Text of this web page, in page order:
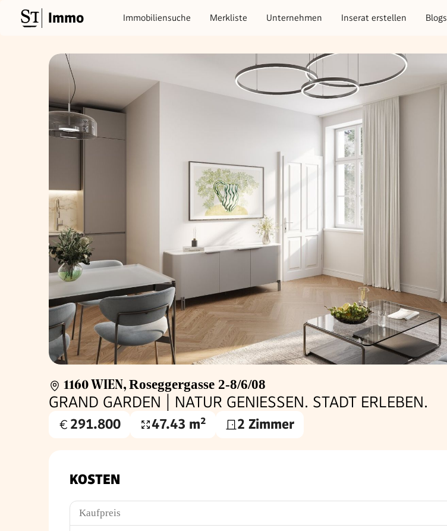
Immo Immobiliensuche Merkliste Unternehmen Inserat erstellen Blogs
1160 WIEN, Roseggergasse 2-8/6/08
GRAND GARDEN | NATUR GENIESSEN. STADT ERLEBEN.
Kaufpreis
291.800
Nutzfläche
47.43 m² 2 Zimmer
KOSTEN
Kaufpreis